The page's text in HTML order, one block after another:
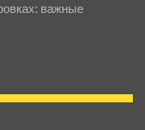
важные